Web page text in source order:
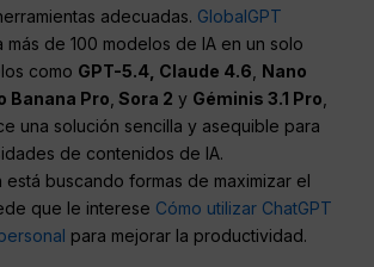
adecuadas. GlobalGPT
de 100 modelos de IA en un solo
como GPT-5.4, Claude 4.6 Nano
Banana Pro Sora 2 y Géminis 3.1 Pro
una solución sencilla y asequible para
de contenidos de IA.
está buscando formas de maximizar el
que le interese Cómo utilizar ChatGPT
para mejorar la productividad.